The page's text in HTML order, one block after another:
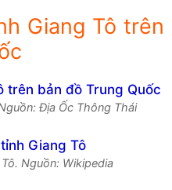
Giang Tô trên
Địa Ốc Thông Thái
Nguồn: Wikipedia